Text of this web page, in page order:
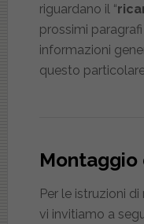
riguardano il “
prossimi
informazioni
questo
Per le istruzioni
vi invitiamo a